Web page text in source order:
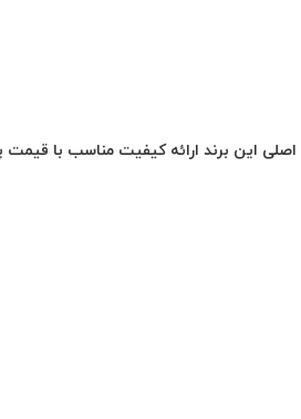
این برند ارائه کیفیت مناسب با قیمت